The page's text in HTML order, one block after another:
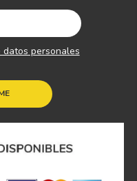
personales